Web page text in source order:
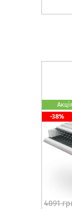
4091
-38%